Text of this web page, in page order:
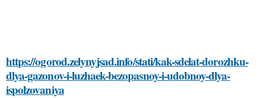
https://ogorod.zelynyjsad.info/stati/kak-sdelat-dorozhku-
dlya-gazonov-i-luzhaek-bezopasnoy-i-udobnoy-dlya-
ispolzovaniya